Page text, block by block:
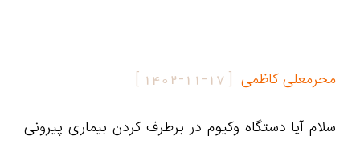
محرمعلی کاظمی 1402-11-17
سلام آیا دستگاه وکیوم در برطرف کردن بیماری پیرونی